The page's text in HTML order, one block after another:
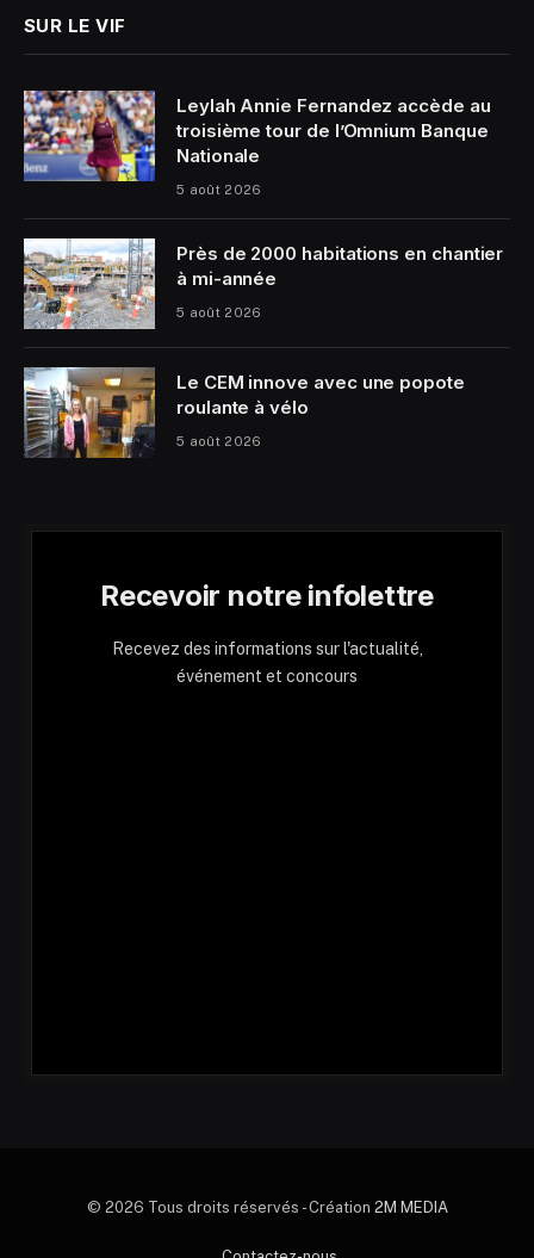
SUR LE VIF
Leylah Annie Fernandez accède au
troisième tour de l’Omnium Banque
Nationale
5 août 2026
Près de 2000 habitations en chantier
à mi-année
5 août 2026
Le CEM innove avec une popote
roulante à vélo
5 août 2026
Recevoir notre infolettre
Recevez des informations sur l'actualité,
événement et concours
© 2026 Tous droits réservés - Création 2M MEDIA